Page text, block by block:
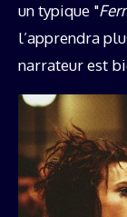
un typique "
l’apprendra
narrateur est